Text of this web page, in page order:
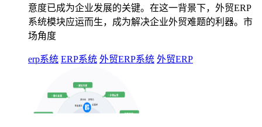
意度已成为企业发展的关键。在这一背景下，外贸ERP
系统模块应运而生，成为解决企业外贸难题的利器。市
场角度
erp系统 ERP系统 外贸ERP系统 外贸ERP